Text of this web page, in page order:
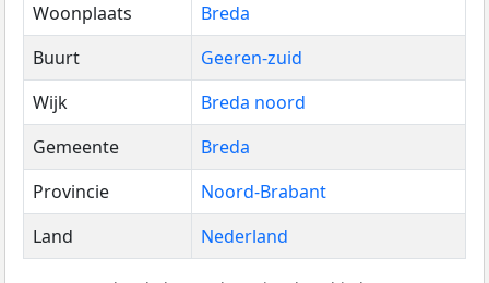
Woonplaats
Breda
Buurt
Geeren-zuid
Wijk
Breda noord
Gemeente
Breda
Provincie
Noord-Brabant
Land
Nederland